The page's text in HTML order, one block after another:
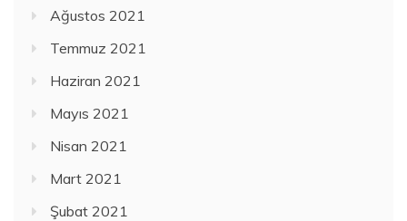
Ağustos 2021
Temmuz 2021
Haziran 2021
Mayıs 2021
Nisan 2021
Mart 2021
Şubat 2021